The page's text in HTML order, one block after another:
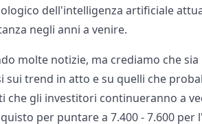
dell'intelligenza artificiale
negli anni a venire.
molte notizie, ma crediamo che
trend in atto e su quelli che
gli investitori continueranno a
per puntare a 7.400 - 7.600 per